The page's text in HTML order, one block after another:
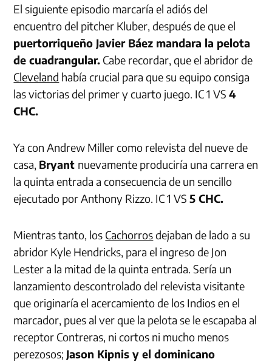
El siguiente episodio marcaría el adiós del
encuentro del pitcher Kluber, después de que el
puertorriqueño Javier Báez mandara la pelota
de cuadrangular. Cabe recordar, que el abridor de
Cleveland había crucial para que su equipo consiga
las victorias del primer y cuarto juego. IC 1 VS4
CHC.
Ya con Andrew Miller como relevista del nueve de
casa, Bryant nuevamente produciría una carrera en
la quinta entrada a consecuencia de un sencillo
ejecutado por Anthony Rizzo. IC 1 VS5 CHC.
Mientras tanto, los Cachorrosdejaban de lado a su
abridor Kyle Hendricks, para el ingreso de Jon
Lester a la mitad de la quinta entrada. Sería un
lanzamiento descontrolado del relevista visitante
que originaría el acercamiento de los Indios en el
marcador, pues al ver que la pelota se le escapaba al
receptor Contreras, ni cortos ni mucho menos
perezosos; Jason Kipnis y el dominicano